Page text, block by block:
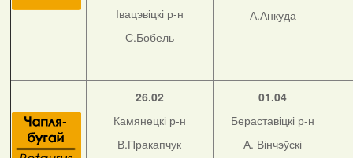
Івацэвіцкі р-н
С.Бобель
А.Анкуда
26.02
Камянецкі р-н
В.Пракапчук
01.04
Бераставіцкі р-н
А. Вінчэўскі